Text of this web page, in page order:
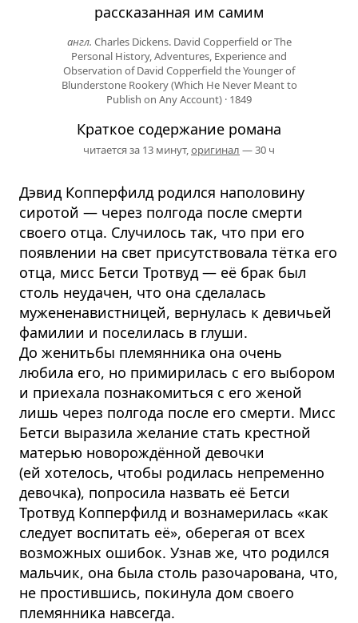
рассказанная им самим
англ. Charles Dickens. David Copperfield or The
Personal History, Adventures, Experience and
Observation of David Copperfield the Younger of
Blunderstone Rookery (Which He Never Meant to
Publish on Any Account) · 1849
Краткое содержание романа
читается за 13 минут, оригинал — 30 ч
Дэвид Копперфилд родился наполовину
сиротой — через полгода после смерти
своего отца. Случилось так, что при его
появлении на свет присутствовала тётка его
отца, мисс Бетси Тротвуд — её брак был
столь неудачен, что она сделалась
мужененавистницей, вернулась к девичьей
фамилии и поселилась в глуши.
До женитьбы племянника она очень
любила его, но примирилась с его выбором
и приехала познакомиться с его женой
лишь через полгода после его смерти. Мисс
Бетси выразила желание стать крестной
матерью новорождённой девочки
(ей хотелось, чтобы родилась непременно
девочка), попросила назвать её Бетси
Тротвуд Копперфилд и вознамерилась «как
следует воспитать её», оберегая от всех
возможных ошибок. Узнав же, что родился
мальчик, она была столь разочарована, что,
не простившись, покинула дом своего
племянника навсегда.